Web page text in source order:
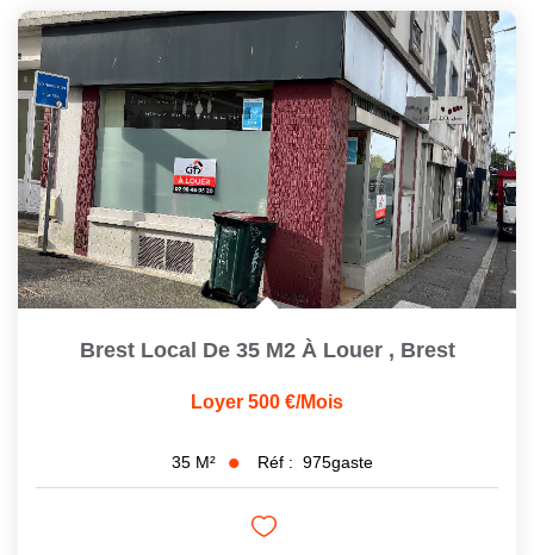
Brest Local De 35 M2 À Louer , Brest
Loyer 500 €/mois
35 M² Réf : 975gaste